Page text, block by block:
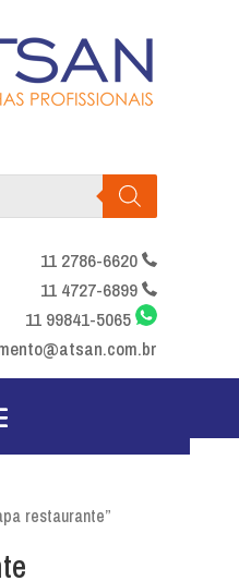
11 2786-6620
11 4727-6899
11 99841-5065
restaurante”